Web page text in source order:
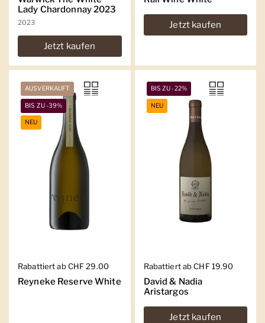
Lady Chardonnay 2023
2023
Jetzt kaufen
Jetzt kaufen
Regulärer Preis
Rabattiert ab CHF 29.00
Reyneke Reserve White
AUSVERKAUFT
BIS ZU -39%
NEU
Regulärer Preis
Rabattiert ab CHF 19.90
David & Nadia
Aristargos
Jetzt kaufen
BIS ZU -22%
NEU